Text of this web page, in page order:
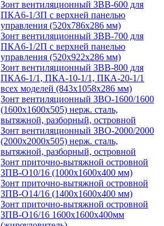
Зонт вентиляционный ЗВВ-600 для
ПКА6-1/3П с верхней панелью
управления (520х786х286 мм)
Зонт вентиляционный ЗВВ-700 для
ПКА6-1/2П с верхней панелью
управления (520х922х286 мм)
Зонт вентиляционный ЗВВ-800 для
ПКА6-1/1, ПКА-10-1/1, ПКА-20-1/1
всех моделей (843х1058х286 мм)
Зонт вентиляционный ЗВО-1600/1600
(1600х1600х505) нерж. сталь,
вытяжной, разборный, островной
Зонт вентиляционный ЗВО-2000/2000
(2000х2000х505) нерж. сталь,
вытяжной, разборный, островной
Зонт приточно-вытяжной островной
ЗПВ-О10/16 (1000х1600х400 мм)
Зонт приточно-вытяжной островной
ЗПВ-О14/16 (1400х1600х400 мм)
Зонт приточно-вытяжной островной
ЗПВ-О16/16 1600х1600х400мм